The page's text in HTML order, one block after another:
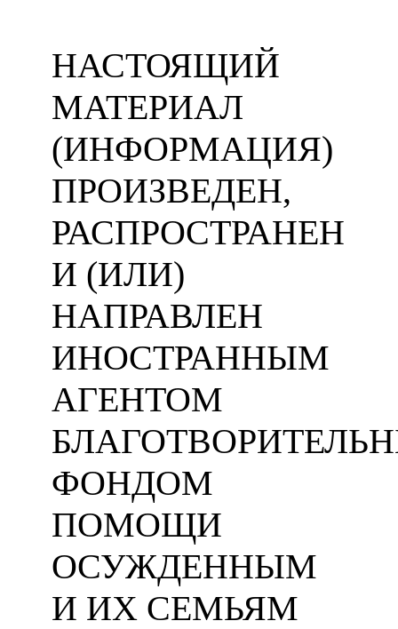
НАСТОЯЩИЙ
МАТЕРИАЛ
(ИНФОРМАЦИЯ)
ПРОИЗВЕДЕН,
РАСПРОСТРАНЕН
И (ИЛИ)
НАПРАВЛЕН
ИНОСТРАННЫМ
АГЕНТОМ
ФОНДОМ
ПОМОЩИ
ОСУЖДЕННЫМ
И ИХ СЕМЬЯМ